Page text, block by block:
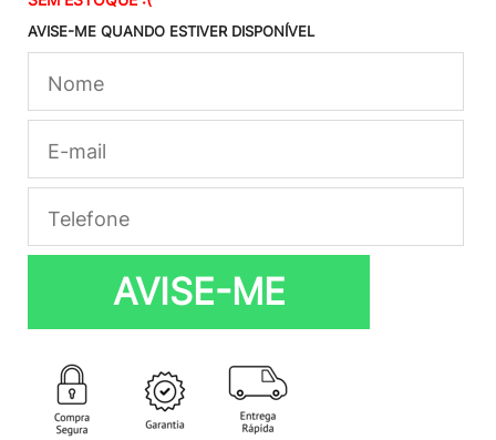
AVISE-ME QUANDO ESTIVER DISPONÍVEL
AVISE-ME